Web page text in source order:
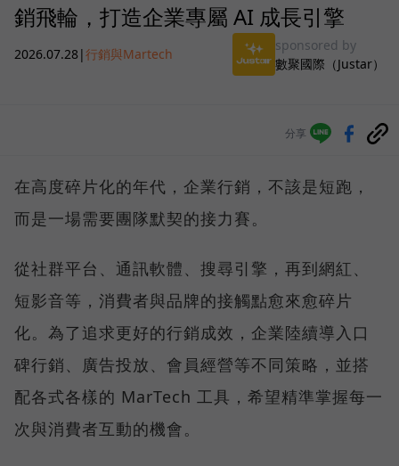
銷飛輪，打造企業專屬 AI 成長引擎
2026.07.28|行銷與Martech
sponsored by
數聚國際（Justar）
分享
在高度碎片化的年代，企業行銷，不該是短跑，
而是一場需要團隊默契的接力賽。
從社群平台、通訊軟體、搜尋引擎，再到網紅、
短影音等，消費者與品牌的接觸點愈來愈碎片
化。為了追求更好的行銷成效，企業陸續導入口
碑行銷、廣告投放、會員經營等不同策略，並搭
配各式各樣的 MarTech 工具，希望精準掌握每一
次與消費者互動的機會。